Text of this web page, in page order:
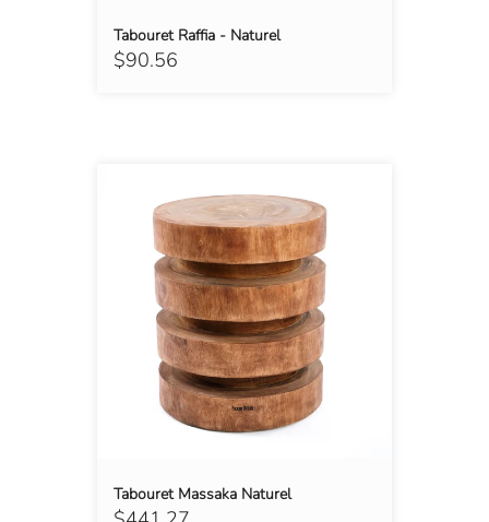
$90.56
Tabouret Raffia - Naturel
Tabouret Massaka Naturel